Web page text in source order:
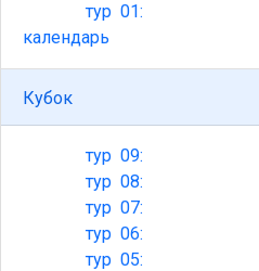
тур 01:
календарь
Кубок
тур 09:
тур 08:
тур 07:
тур 06:
тур 05: